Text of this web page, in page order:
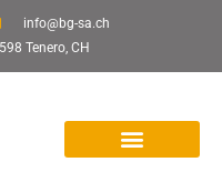
info@bg-sa.ch
Tenero, CH